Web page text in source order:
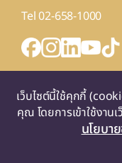
Tel 02-658-1000
แผนที่
เว็บไซต์นี้ใช้คุกกี้
คุณ โดยการเข้าใช้งา
นโยบา